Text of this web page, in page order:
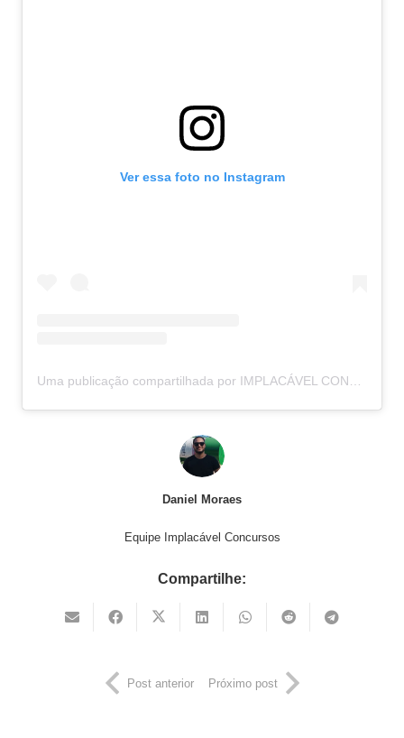
Ver essa foto no Instagram
Daniel Moraes
Equipe Implacável Concursos
Compartilhe:
Post anterior Próximo post